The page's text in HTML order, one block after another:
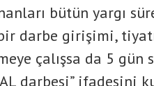
bütün yargı
darbe girişimi,
çalışsa da 5 gün
darbesi” ifadesini